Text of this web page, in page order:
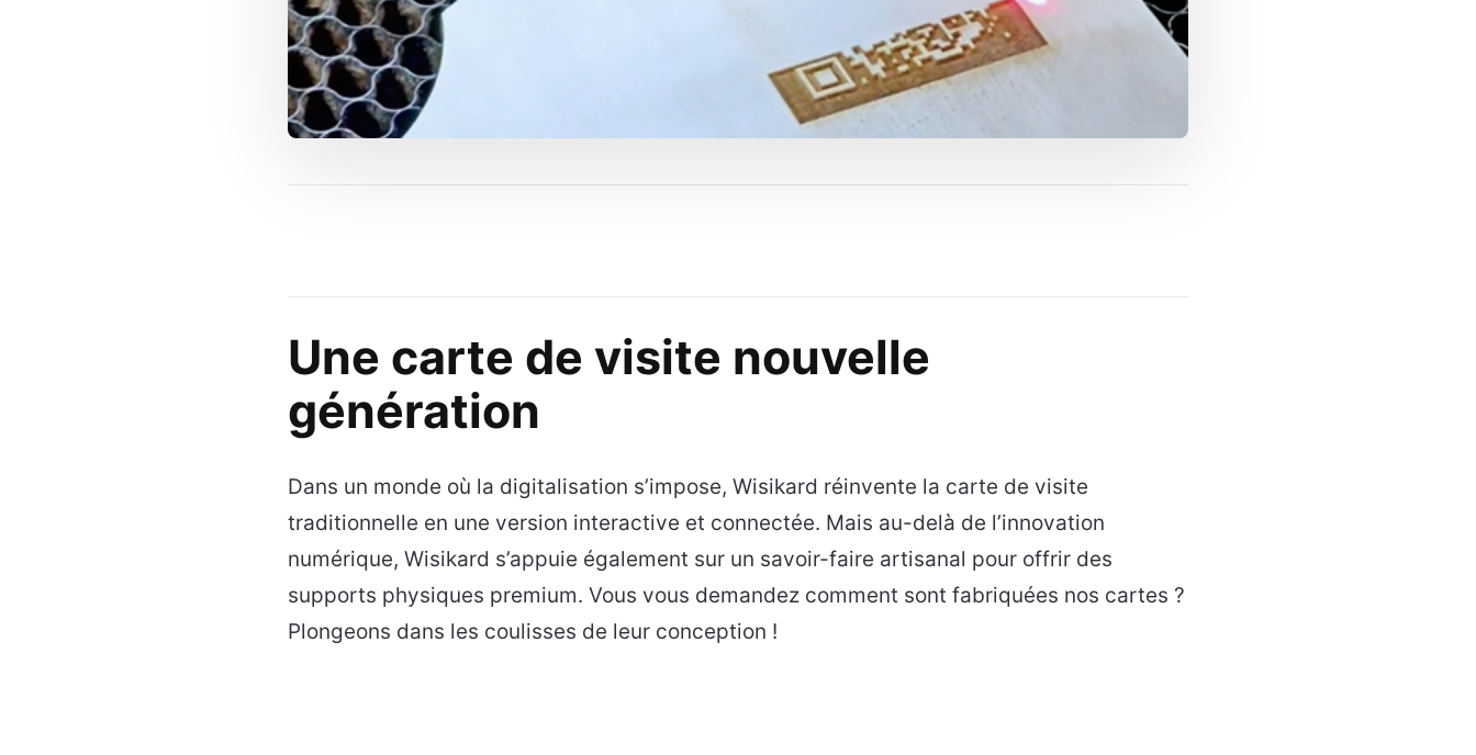
Une carte de visite nouvelle
génération
Dans un monde où la digitalisation s’impose, Wisikard réinvente la carte de visite
traditionnelle en une version interactive et connectée. Mais au-delà de l’innovation
numérique, Wisikard s’appuie également sur un savoir-faire artisanal pour offrir des
supports physiques premium. Vous vous demandez comment sont fabriquées nos cartes ?
Plongeons dans les coulisses de leur conception !